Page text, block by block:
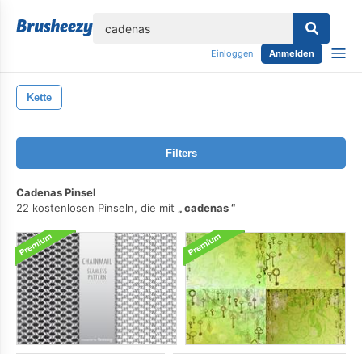
Einloggen Anmelden
Kette
Filters
Cadenas Pinsel
22 kostenlosen Pinseln, die mit
cadenas